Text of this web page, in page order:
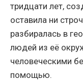
тридцати лет,
оставила ни
разбиралась в
людей из её
человеческими
помощью.